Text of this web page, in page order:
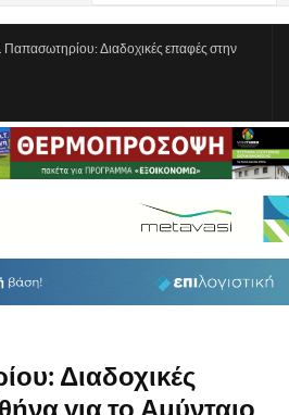
Παπασωτηρίου: Διαδοχικές επαφές στην
Διαδοχικές
για το Αμύνταιο